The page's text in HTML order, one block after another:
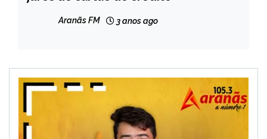
Aranãs FM 3 anos ago